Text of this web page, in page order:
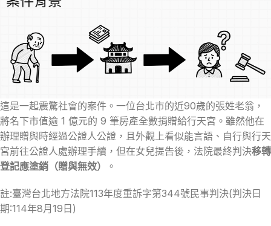
這是一起震驚社會的案件。一位台北市的近90歲的張姓老翁，
將名下市值逾 1 億元的 9 筆房產全數捐贈給行天宮。雖然他在
辦理贈與時經過公證人公證，且外觀上看似能言語、自行與行天
宮前往公證人處辦理手續，但在女兒提告後，法院最終判決移轉
登記應塗銷（贈與無效）
。
註:臺灣台北地方法院113年度重訴字第344號民事判決(判決日
期:114年8月19日)